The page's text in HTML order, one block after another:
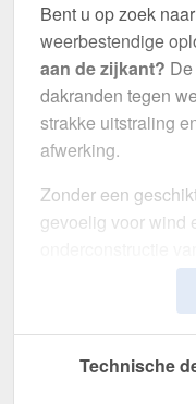
Bent u op zoek
weerbestendige
aan de zijkant?
dakranden tegen
strakke uitstraling
afwerking.
Zonder een
gevoelig voor wind
Deze windveer is
zijafwerking
van het dak te
eenvoudige
Technische